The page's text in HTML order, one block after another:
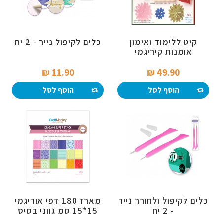
קיט ללימוד ואימון
אומנות קיריגמי
49.90 ₪‎
הוסף לסל
כלים לקיפול נייר - 2 יח
11.90 ₪‎
הוסף לסל
כלים לקיפול ולחורר נייר
- 2 יח
מארז 180 דפי אוריגמי
15*15 סמ גווני בסיס